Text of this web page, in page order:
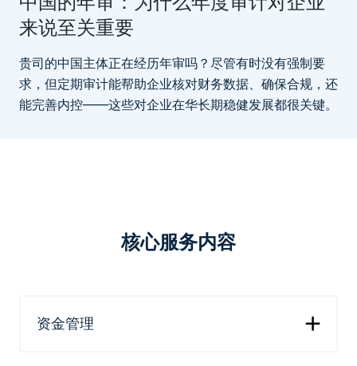
来说至关重要
贵司的中国主体正在经历年审吗？尽管有时没有强制要
求，但定期审计能帮助企业核对财务数据、确保合规，还
能完善内控——这些对企业在华长期稳健发展都很关键。
核心服务内容
资金管理